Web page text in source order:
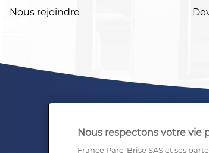
Nous rejoindre
Nous respectons votre vie
France Pare-Brise SAS et ses